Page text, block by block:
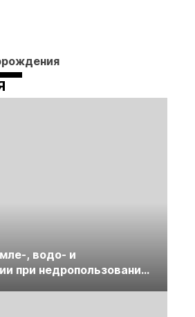
, водо- и
при недропользовании